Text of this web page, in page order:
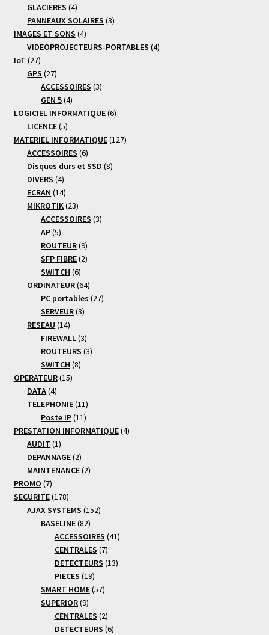
GLACIERES 44
produits
PANNEAUX SOLAIRES 33
IMAGES ET SONS 44
produits
VIDEOPROJECTEURS-PORTABLES 44
IoT 2727
produits
GPS 2727
produits
ACCESSOIRES 33
GEN 5 44
produits
LOGICIEL INFORMATIQUE 66
LICENCE 55
produits
MATERIEL INFORMATIQUE 127127
ACCESSOIRES 66
produits
Disques durs et SSD 88
DIVERS 44
produits
ECRAN 1414
produits
MIKROTIK 2323
produits
ACCESSOIRES 33
AP 55
produits
ROUTEUR 99
produits
SFP FIBRE 22
SWITCH 66
produits
ORDINATEUR 6464
produits
PC portables 2727
SERVEUR 33
RESEAU 1414
produits
FIREWALL 33
produits
ROUTEURS 33
SWITCH 88
OPERATEUR 1515
DATA 44
produits
TELEPHONIE 1111
produits
Poste IP 1111
produits
PRESTATION INFORMATIQUE 44
AUDIT 11
produit
DEPANNAGE 22
produits
MAINTENANCE 22
PROMO 77
produits
SECURITE 178178
produits
AJAX SYSTEMS 152152
BASELINE 8282
produits
ACCESSOIRES 4141
CENTRALES 77
produits
DETECTEURS 1313
PIECES 1919
produits
SMART HOME 5757
SUPERIOR 99
produits
CENTRALES 22
produits
DETECTEURS 66